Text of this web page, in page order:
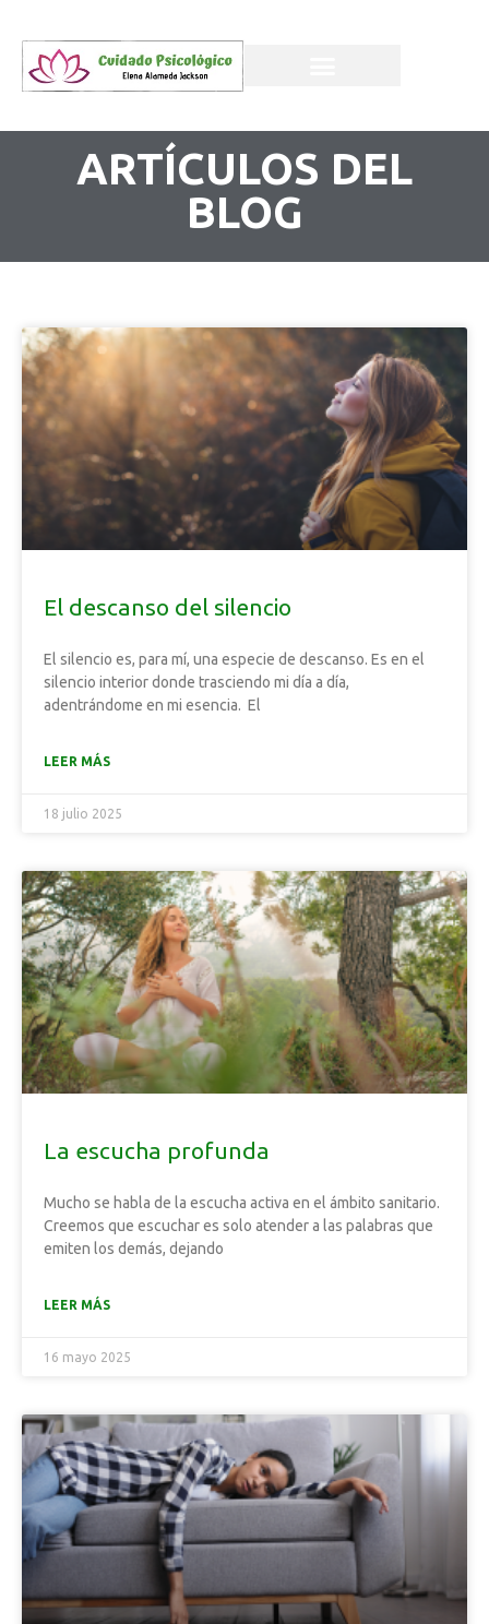
ARTÍCULOS DEL
BLOG
El descanso del silencio
El silencio es, para mí, una especie de descanso. Es en el
silencio interior donde trasciendo mi día a día,
adentrándome en mi esencia. El
LEER MÁS
18 julio 2025
La escucha profunda
Mucho se habla de la escucha activa en el ámbito sanitario.
Creemos que escuchar es solo atender a las palabras que
emiten los demás, dejando
LEER MÁS
16 mayo 2025